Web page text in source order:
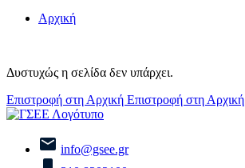
Αρχική
Δυστυχώς η σελίδα δεν υπάρχει.
Επιστροφή στη Αρχική Επιστροφή στη Αρχική
info@gsee.gr